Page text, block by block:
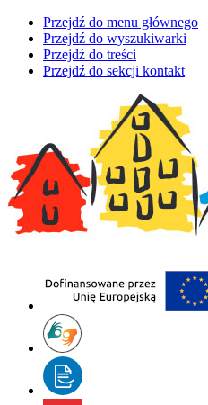
Przejdź do menu głównego
Przejdź do wyszukiwarki
Przejdź do treści
Przejdź do sekcji kontakt